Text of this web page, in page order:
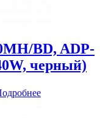
BD, ADP-
черный)